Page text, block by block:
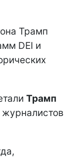
Трамп
DEI и
Трамп
журналистов